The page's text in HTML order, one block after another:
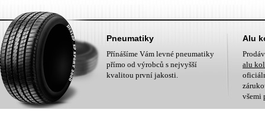
Pneumatiky
Přínášíme Vám levné pneumatiky
přímo od výrobců s nejvyšší
kvalitou první jakosti.
Alu
alu
všemi